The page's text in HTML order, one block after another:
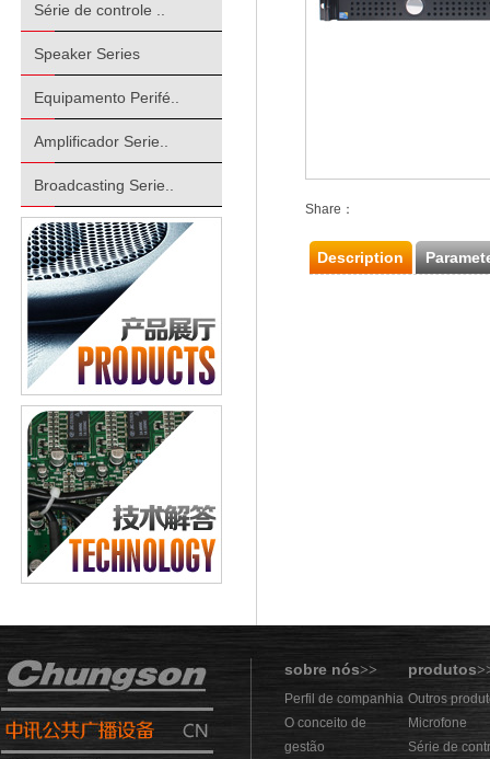
Série de controle ..
Speaker Series
Equipamento Perifé..
Amplificador Serie..
Broadcasting Serie..
Share：
Description
sobre nós>> produtos
Perfil de companhia
O conceito de
gestão
Outros
Microfone
Série de